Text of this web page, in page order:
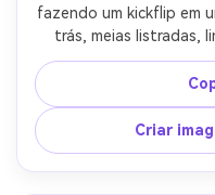
fazendo um kickflip em
trás, meias listradas,
saturadas brilhantes,
shaded, fundo de
design de
profundidade
Criar